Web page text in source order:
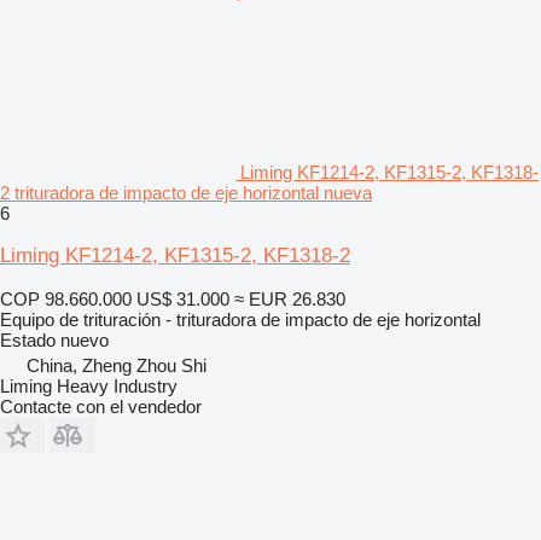
Liming KF1214-2, KF1315-2, KF1318-
2 trituradora de impacto de eje horizontal nueva
6
Liming KF1214-2, KF1315-2, KF1318-2
COP 98.660.000 US$ 31.000 ≈ EUR 26.830
Equipo de trituración - trituradora de impacto de eje horizontal
Estado nuevo
China, Zheng Zhou Shi
Liming Heavy Industry
Contacte con el vendedor